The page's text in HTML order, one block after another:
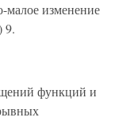
малое изменение
9.
функций и